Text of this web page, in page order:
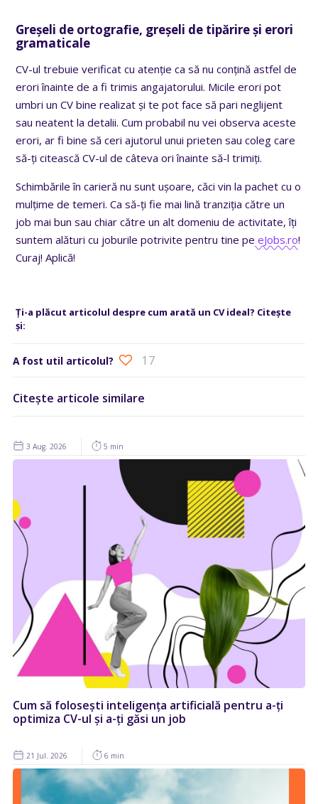
Greșeli de ortografie, greșeli de tipărire și erori
gramaticale
CV-ul trebuie verificat cu atenție ca să nu conțină astfel de
erori înainte de a fi trimis angajatorului. Micile erori pot
umbri un CV bine realizat și te pot face să pari neglijent
sau neatent la detalii. Cum probabil nu vei observa aceste
erori, ar fi bine să ceri ajutorul unui prieten sau coleg care
să-ți citească CV-ul de câteva ori înainte să-l trimiți.
Schimbările în carieră nu sunt ușoare, căci vin la pachet cu o
mulțime de temeri. Ca să-ți fie mai lină tranziția către un
job mai bun sau chiar către un alt domeniu de activitate, îți
suntem alături cu joburile potrivite pentru tine pe eJobs.ro!
Curaj! Aplică!
Ți-a plăcut articolul despre cum arată un CV ideal? Citește
și:
A fost util articolul? 17
Citește articole similare
3 Aug. 2026 5 min
Cum să folosești inteligența artificială pentru a-ți
optimiza CV-ul și a-ți găsi un job
21 Jul. 2026 6 min